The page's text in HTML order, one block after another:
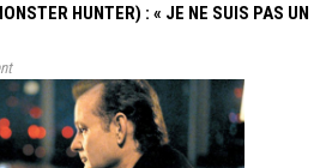
HUNTER) : « JE NE SUIS PAS UN